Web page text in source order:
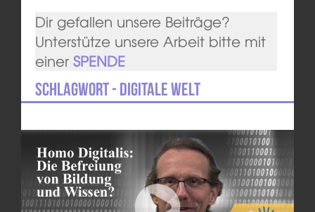
Dir gefallen unsere Beiträge?
Unterstütze unsere Arbeit bitte mit
einer SPENDE
Schlagwort - Digitale Welt